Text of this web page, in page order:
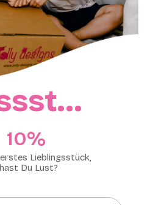
10%​
Lieblingsstück,
hast Du Lust?